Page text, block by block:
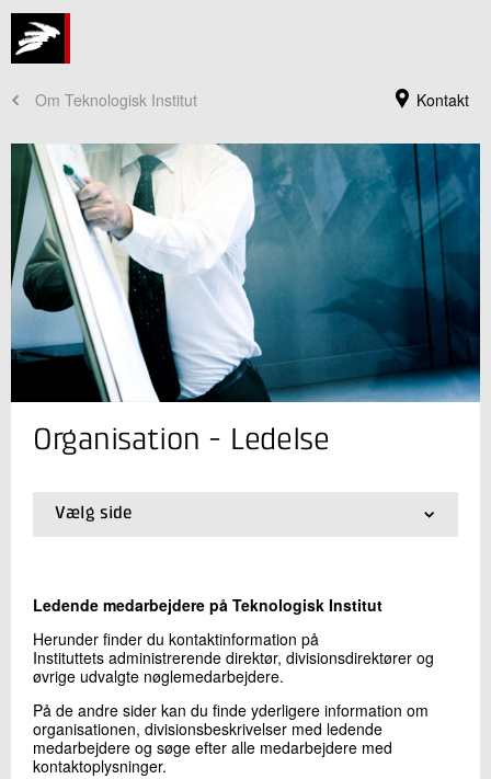
Kontakt
Om Teknologisk Institut
Jeg er din kontaktperson
Juan Farré
Adm. direktør
+45 72 20 20 10
Skriv til mig
Organisation - Ledelse
Vælg side
01.Ledelse
04.Bestyrelse
05.Repræsentantskab
06.Stabsfunktioner
07. Datterselskaber
08.Medarbejdersøgning
09.Telefonbog
Ledende medarbejdere på Teknologisk Institut
Herunder finder du kontaktinformation på
Instituttets administrerende direktør, divisionsdirektører og
øvrige udvalgte nøglemedarbejdere.
På de andre sider kan du finde yderligere information om
organisationen, divisionsbeskrivelser med ledende
medarbejdere og søge efter alle medarbejdere med
kontaktoplysninger.